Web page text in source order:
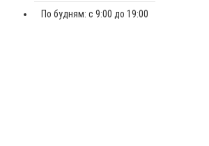
По будням: с 9:00 до 19:00